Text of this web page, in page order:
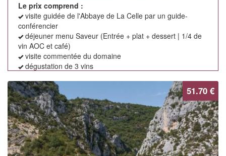
Le prix comprend :
visite guidée de l'Abbaye de La Celle par un guide-
conférencier
déjeuner menu Saveur (Entrée + plat + dessert | 1/4 de
vin AOC et café)
visite commentée du domaine
dégustation de 3 vins
51.70 €